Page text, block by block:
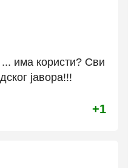
има користи? Сви
јавора!!!
+1